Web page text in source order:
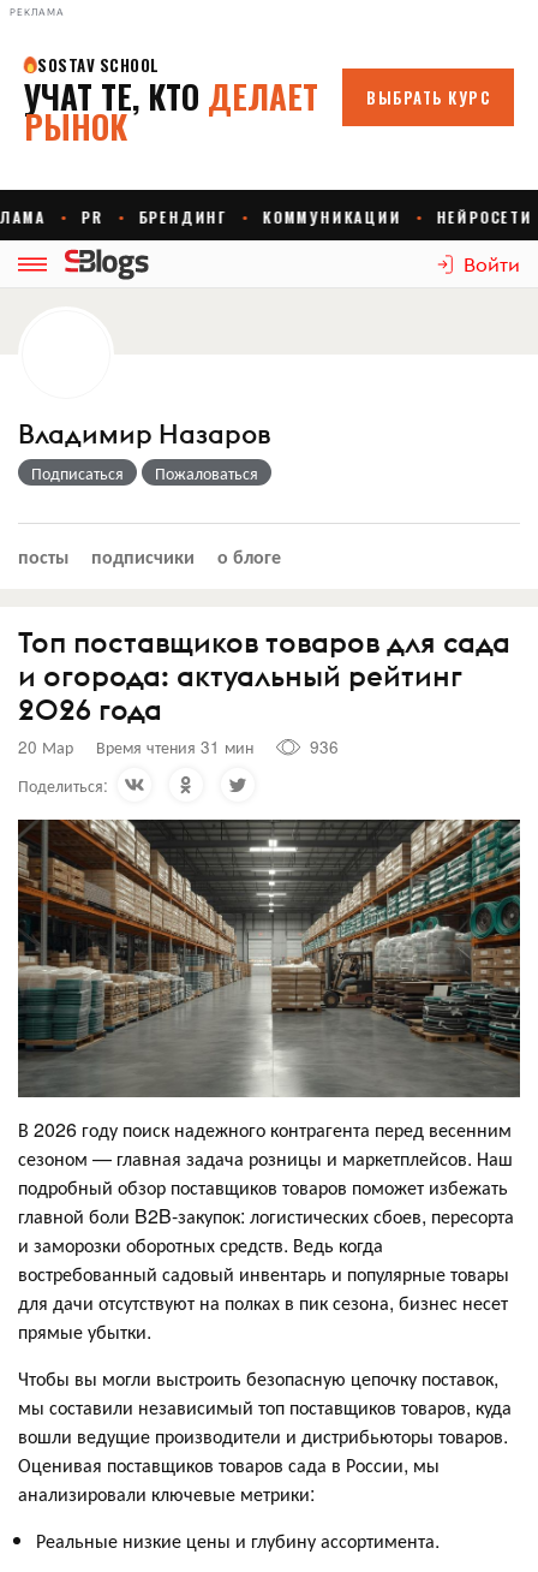
РЕКЛАМА
Войти
Владимир Назаров
Подписаться Пожаловаться
посты подписчики о блоге
Топ поставщиков товаров для сада
и огорода: актуальный рейтинг
2026 года
20 Мар Время чтения 31 мин
936
Поделиться:
В 2026 году поиск надежного контрагента перед весенним
сезоном — главная задача розницы и маркетплейсов. Наш
подробный обзор поставщиков товаров поможет избежать
главной боли B2B-закупок: логистических сбоев, пересорта
и заморозки оборотных средств. Ведь когда
востребованный садовый инвентарь и популярные товары
для дачи отсутствуют на полках в пик сезона, бизнес несет
прямые убытки.
Чтобы вы могли выстроить безопасную цепочку поставок,
мы составили независимый топ поставщиков товаров, куда
вошли ведущие производители и дистрибьюторы товаров.
Оценивая поставщиков товаров сада в России, мы
анализировали ключевые метрики:
Реальные низкие цены и глубину ассортимента.